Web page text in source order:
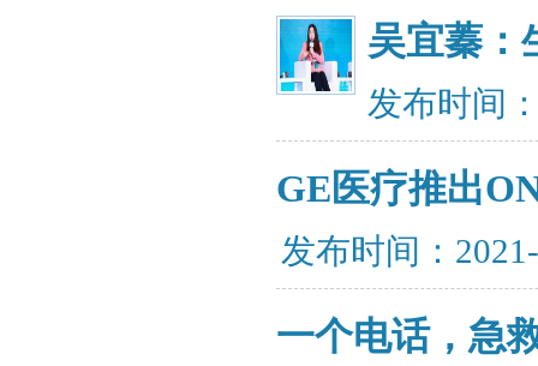
吴宜蓁：
发布时间
GE医疗推出
发布时间：
一个电话，急